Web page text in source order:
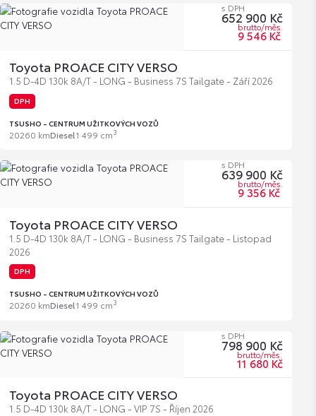
Toyota PROACE CITY VERSO
1.5 D-4D 130k 8A/T - LONG - Business 7S Tailgate - Září 2026
DPH
TSUSHO - CENTRUM UŽITKOVÝCH VOZŮ
20260 kmDiesel1 499 cm3
s DPH
652 900 Kč
brutto/měs.
9 546 Kč
Toyota PROACE CITY VERSO
1.5 D-4D 130k 8A/T - LONG - Business 7S Tailgate - Listopad
2026
DPH
TSUSHO - CENTRUM UŽITKOVÝCH VOZŮ
20260 kmDiesel1 499 cm3
s DPH
639 900 Kč
brutto/měs.
9 356 Kč
Toyota PROACE CITY VERSO
1.5 D-4D 130k 8A/T - LONG - VIP 7S - Říjen 2026
s DPH
798 900 Kč
brutto/měs.
11 680 Kč